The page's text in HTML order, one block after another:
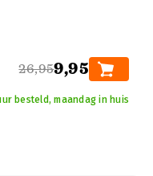
26,959,95
besteld, maandag in huis